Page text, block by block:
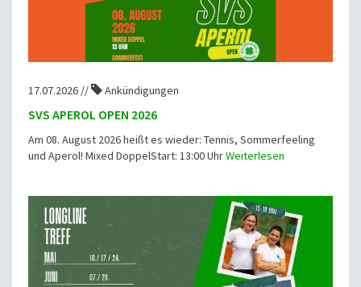
17.07.2026 // Ankündigungen
SVS APEROL OPEN 2026
Am 08. August 2026 heißt es wieder: Tennis, Sommerfeeling
und Aperol! Mixed DoppelStart: 13:00 UhrWeiterlesen